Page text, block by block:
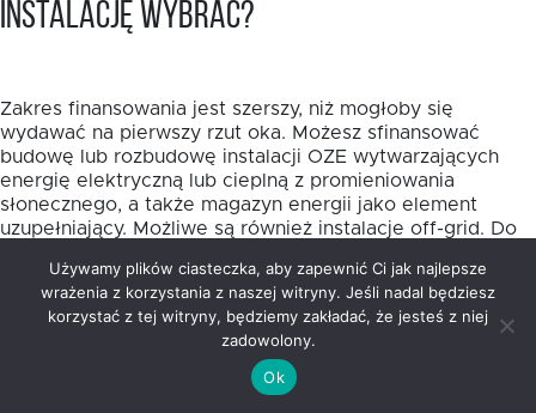
instalację wybrać?
Zakres finansowania jest szerszy, niż mogłoby się
wydawać na pierwszy rzut oka. Możesz sfinansować
budowę lub rozbudowę instalacji OZE wytwarzających
energię elektryczną lub cieplną z promieniowania
słonecznego, a także magazyn energii jako element
uzupełniający. Możliwe są również instalacje off-grid. Do
przyłączenie źródeł OZE do sieci energetycznych lub
ciepłowniczych.
Wybór samej technologii warto oprzeć nie na modzie,
lecz na realnym profilu zużycia energii. W projektach
publicznych i mieszkaniowych fotowoltaika często
Używamy plików ciasteczka, aby zapewnić Ci jak najlepsze
wrażenia z korzystania z naszej witryny. Jeśli nadal będziesz
korzystać z tej witryny, będziemy zakładać, że jesteś z niej
zadowolony.
Ok